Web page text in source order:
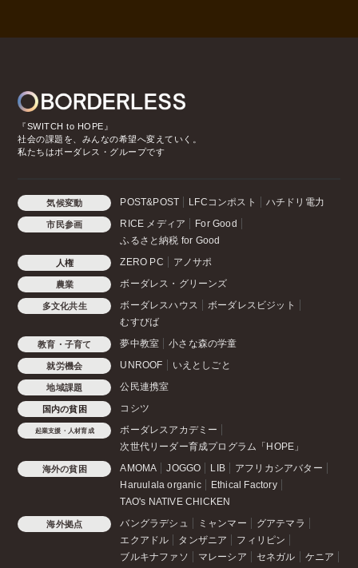
『SWITCH to HOPE』
社会の課題を、みんなの希望へ変えていく。
私たちはボーダレス・グループです
気候変動 POST&POST LFCコンポスト ハチドリ電力
市民参画 RICE メディア
For Good
ふるさと納税 for Good
人権 ZERO PC アノサポ
農業 ボーダレス・グリーンズ
多文化共生 ボーダレスハウス
ボーダレスビジット
むすびば
教育・子育て 夢中教室 小さな森の学童
就労機会 UNROOF いえとしごと
地域課題 公民連携室
国内の貧困 コシツ
起業支援・人材育成
ボーダレスアカデミー
次世代リーダー育成プログラム「HOPE」
海外の貧困 AMOMA JOGGO LIB
アフリカシアバター
Haruulala organic
Ethical Factory
TAO's NATIVE CHICKEN
海外拠点 バングラデシュ ミャンマー
グアテマラ
エクアドル
タンザニア
フィリピン
ブルキナファソ
マレーシア セネガル ケニア